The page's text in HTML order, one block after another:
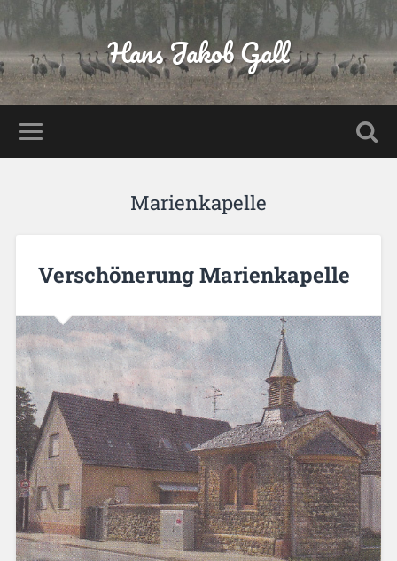
Hans Jakob Gall
Marienkapelle
Verschönerung Marienkapelle